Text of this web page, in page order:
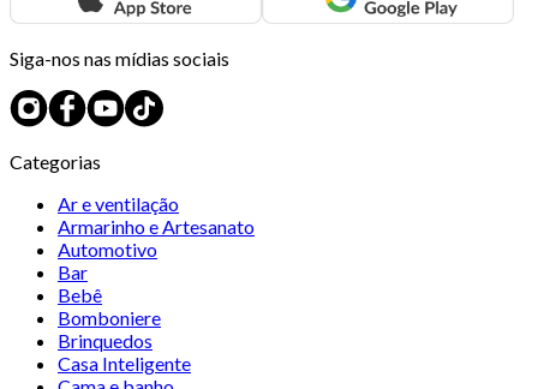
Siga-nos nas mídias sociais
Categorias
Ar e ventilação
Armarinho e Artesanato
Automotivo
Bar
Bebê
Bomboniere
Brinquedos
Casa Inteligente